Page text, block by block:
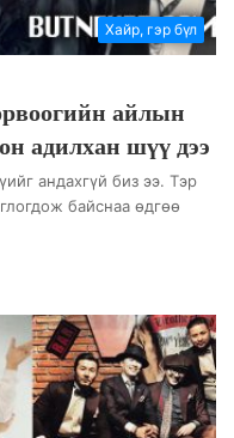
Хайр, гэр бүл
айлын
адилхан шүү дээ
андахгүй биз ээ. Тэр
байснаа өдгөө